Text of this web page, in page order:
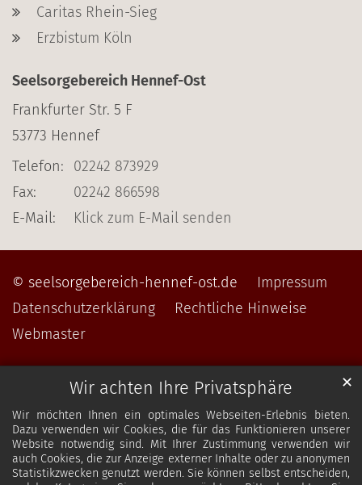
Wir achten Ihre Privatsphäre
Wir möchten Ihnen ein optimales Webseiten-Erlebnis bieten.
Dazu verwenden wir Cookies, die für das Funktionieren unserer
Website notwendig sind. Mit Ihrer Zustimmung verwenden wir
auch Cookies, die zur Anzeige externer Inhalte oder zu anonymen
Statistikzwecken genutzt werden. Sie können selbst entscheiden,
✕
Caritas Rhein-Sieg
Erzbistum Köln
Seelsorgebereich Hennef-Ost
Frankfurter Str. 5 F
53773 Hennef
Telefon:
02242 873929
Fax:
02242 866598
E-Mail:
Klick zum E-Mail senden
© seelsorgebereich-hennef-ost.de
Impressum
Datenschutzerklärung
Rechtliche Hinweise
Webmaster